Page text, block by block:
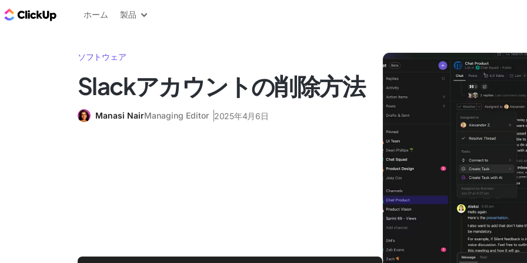
ClickUp ブログ
ホーム 製品
ソフトウェア
Slackアカウントの削除方法
Manasi NairManaging Editor 2025年4月6日